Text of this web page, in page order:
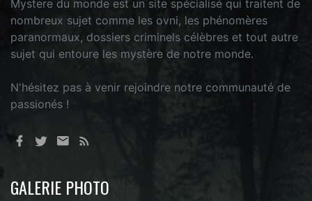
Mystere du monde est un site spécialisé qui traitent de
nombreux sujet comme les ovni, les phénomères
paranormaux, dossiers criminels célèbres et tout autre
sujet qui entoure les mystère de notre monde.
N'hésitez pas à venir rejoindre notre communauté de
passionés !
GALERIE PHOTO